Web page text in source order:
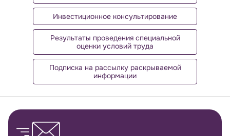
Инвестиционное консультирование
Результаты проведения специальной
оценки условий труда
Подписка на рассылку раскрываемой
информации
Обратная связь